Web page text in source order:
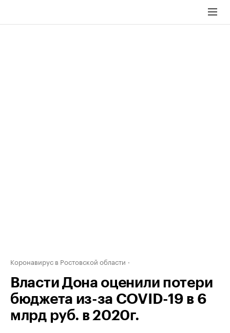
Коронавирус в Ростовской области
Власти Дона оценили потери
бюджета из-за COVID-19 в 6
млрд руб. в 2020г.